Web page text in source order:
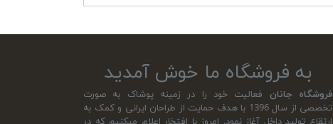
به فروشگاه ما خوش آمدید
فروشگاه جانان فعالیت خود را در زمینه پوشاک به صورت
تخصصی از سال 1396 با هدف حمایت از طراحان ایرانی و کمک به